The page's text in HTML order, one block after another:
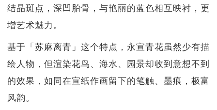
结晶斑点，深凹胎骨，与艳丽的蓝色相互映衬，更
增艺术魅力。
基于「苏麻离青」这个特点，永宣青花虽然少有描
绘人物，但渲染花鸟、海水、园景却收到意想不到
的效果，如同在宣纸作画留下的笔触、墨痕，极富
风韵。